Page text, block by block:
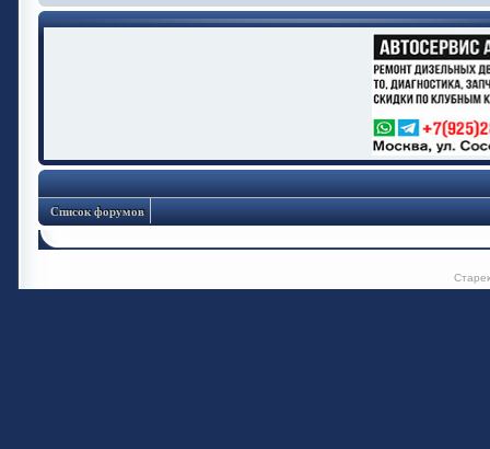
Список форумов